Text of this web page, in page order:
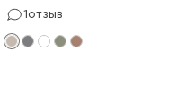
1отзыв